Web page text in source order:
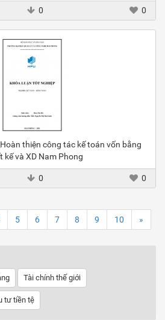
0 0
thiện công tác kế toán vốn bằng
kế và XD Nam Phong
0 0
5 6 7 8 9 10 »
Tài chính thế giới
tư tiền tệ